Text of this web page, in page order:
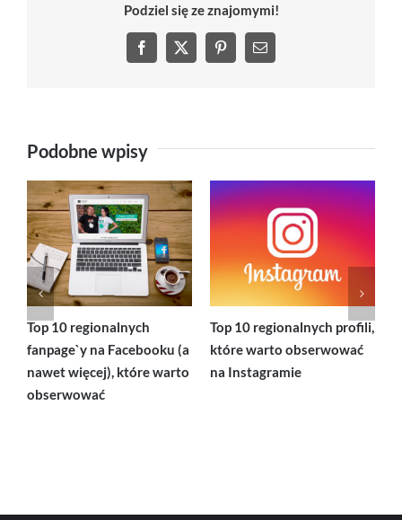
Podziel się ze znajomymi!
Facebook
X PinterestEmail
Podobne wpisy
Top 10 regionalnych
fanpage`y na Facebooku (a
nawet więcej), które warto
obserwować
Top 10 regionalnych profili,
które warto obserwować
na Instagramie